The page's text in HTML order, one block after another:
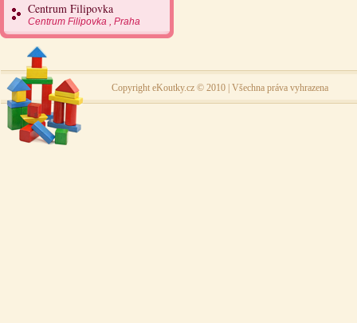
Centrum Filipovka
Centrum Filipovka , Praha
Copyright eKoutky.cz © 2010 | Všechna práva vyhrazena